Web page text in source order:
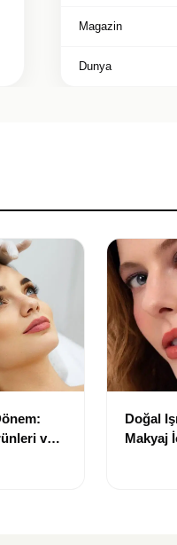
Magazin
Dunya
ve
Doğal
Makyaj